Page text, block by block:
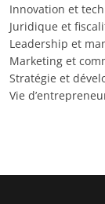
Innovation et
Juridique et
Leadership et
Marketing et
Stratégie et
Vie